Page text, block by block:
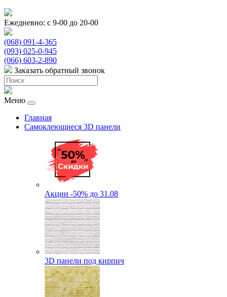
Ежедневно: с 9-00 до 20-00
(068) 091-4-365
(093) 025-0-945
(066) 603-2-890
Заказать обратный звонок
Меню
Главная
Самоклеющиеся 3D панели
Акции -50% до 31.08
3D панели под кирпич